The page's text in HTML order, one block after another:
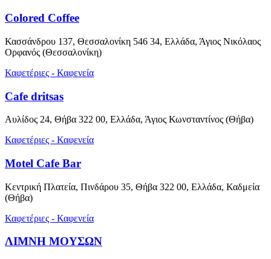
Colored Coffee
Κασσάνδρου 137, Θεσσαλονίκη 546 34, Ελλάδα, Άγιος Νικόλαος
Ορφανός (Θεσσαλονίκη)
Καφετέριες - Καφενεία
Cafe dritsas
Αυλίδος 24, Θήβα 322 00, Ελλάδα, Άγιος Κωνσταντίνος (Θήβα)
Καφετέριες - Καφενεία
Motel Cafe Bar
Κεντρική Πλατεία, Πινδάρου 35, Θήβα 322 00, Ελλάδα, Καδμεία
(Θήβα)
Καφετέριες - Καφενεία
ΛΙΜΝΗ ΜΟΥΣΩΝ